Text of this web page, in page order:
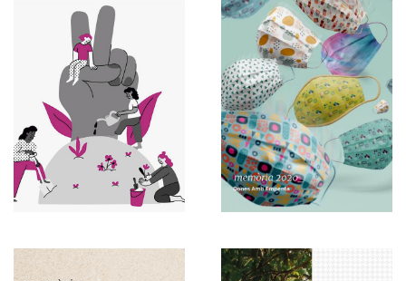
Español 2022
2022
Memorias
Español 2019
Memorias